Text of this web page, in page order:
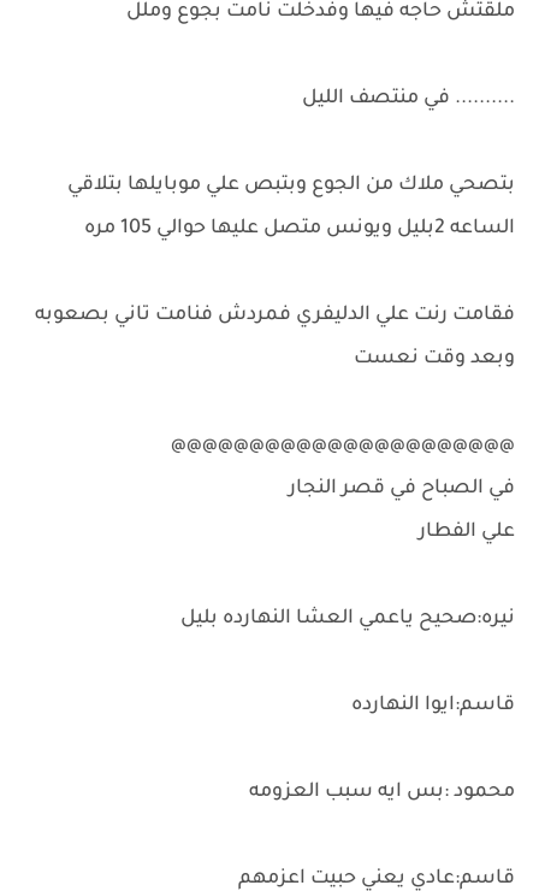
ملقتش حاجه فيها وفدخلت نامت بجوع وملل
.......... في منتصف الليل
بتصحي ملاك من الجوع وبتبص علي موبايلها بتلاقي
الساعه 2بليل ويونس متصل عليها حوالي 105 مره
فقامت رنت علي الدليفري فمردش فنامت تاني بصعوبه
وبعد وقت نعست
@@@@@@@@@@@@@@@@@@@@@@
في الصباح في قصر النجار
علي الفطار
نيره:صحيح ياعمي العشا النهارده بليل
قاسم:ايوا النهارده
محمود :بس ايه سبب العزومه
قاسم:عادي يعني حبيت اعزمهم